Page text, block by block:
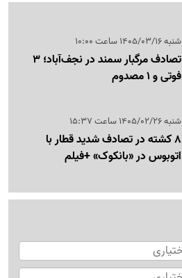
شنبه 1405/03/16 ساعت 10:00
تصادف مرگبار سمند در نجف‌آباد؛ 3
فوتی و 1 مصدوم
شنبه 1405/02/26 ساعت 15:37
8 کشته در تصادف شدید قطار با
اتوبوس در «بانکوک» +فیلم